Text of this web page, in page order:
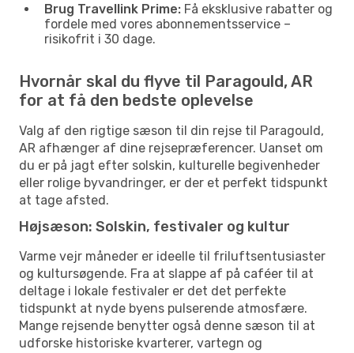
Brug Travellink Prime: Få eksklusive rabatter og
fordele med vores abonnementsservice –
risikofrit i 30 dage.
Hvornår skal du flyve til Paragould, AR
for at få den bedste oplevelse
Valg af den rigtige sæson til din rejse til Paragould,
AR afhænger af dine rejsepræferencer. Uanset om
du er på jagt efter solskin, kulturelle begivenheder
eller rolige byvandringer, er der et perfekt tidspunkt
at tage afsted.
Højsæson: Solskin, festivaler og kultur
Varme vejr måneder er ideelle til friluftsentusiaster
og kultursøgende. Fra at slappe af på caféer til at
deltage i lokale festivaler er det det perfekte
tidspunkt at nyde byens pulserende atmosfære.
Mange rejsende benytter også denne sæson til at
udforske historiske kvarterer, vartegn og